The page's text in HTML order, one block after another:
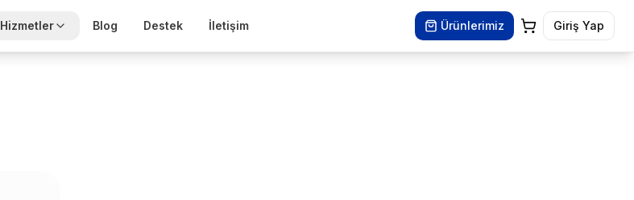
Hizmetler Blog Destek İletişim Ürünlerimiz Giriş Yap